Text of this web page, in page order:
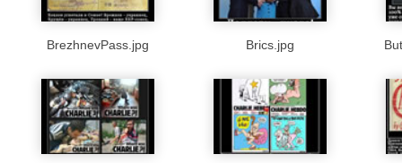
BrezhnevPass.jpg Brics.jpg